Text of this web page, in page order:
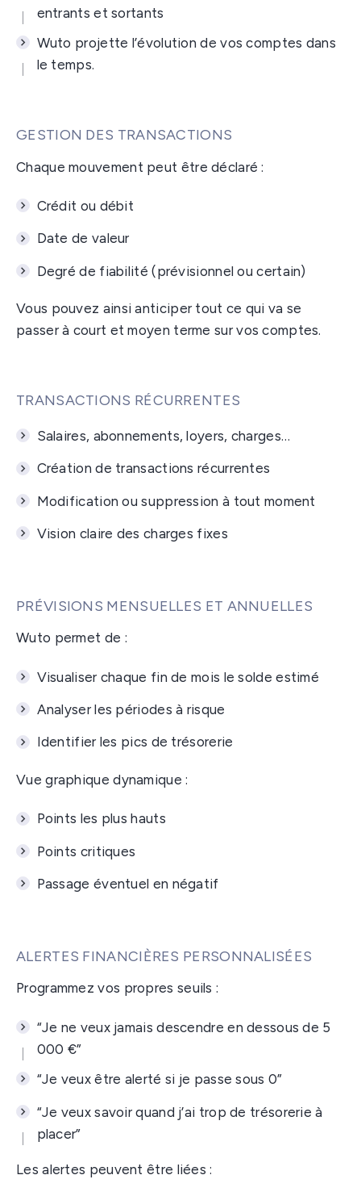
entrants et sortants
Wuto projette l’évolution de vos comptes dans
le temps.
GESTION DES TRANSACTIONS
Chaque mouvement peut être déclaré :
Crédit ou débit
Date de valeur
Degré de fiabilité (prévisionnel ou certain)
Vous pouvez ainsi anticiper tout ce qui va se
passer à court et moyen terme sur vos comptes.
TRANSACTIONS RÉCURRENTES
Salaires, abonnements, loyers, charges…
Création de transactions récurrentes
Modification ou suppression à tout moment
Vision claire des charges fixes
PRÉVISIONS MENSUELLES ET ANNUELLES
Wuto permet de :
Visualiser chaque fin de mois le solde estimé
Analyser les périodes à risque
Identifier les pics de trésorerie
Vue graphique dynamique :
Points les plus hauts
Points critiques
Passage éventuel en négatif
ALERTES FINANCIÈRES PERSONNALISÉES
Programmez vos propres seuils :
“Je ne veux jamais descendre en dessous de 5
000 €”
“Je veux être alerté si je passe sous 0”
“Je veux savoir quand j’ai trop de trésorerie à
placer”
Les alertes peuvent être liées :